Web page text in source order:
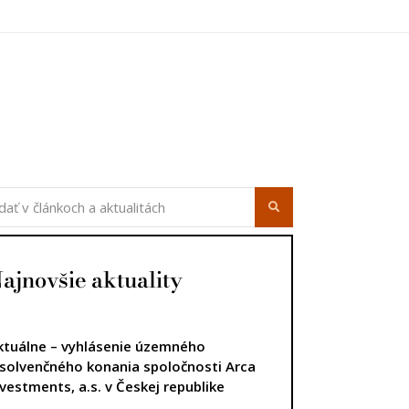
aktuality
– vyhlásenie územného
konania spoločnosti Arca
a.s. v Českej republike